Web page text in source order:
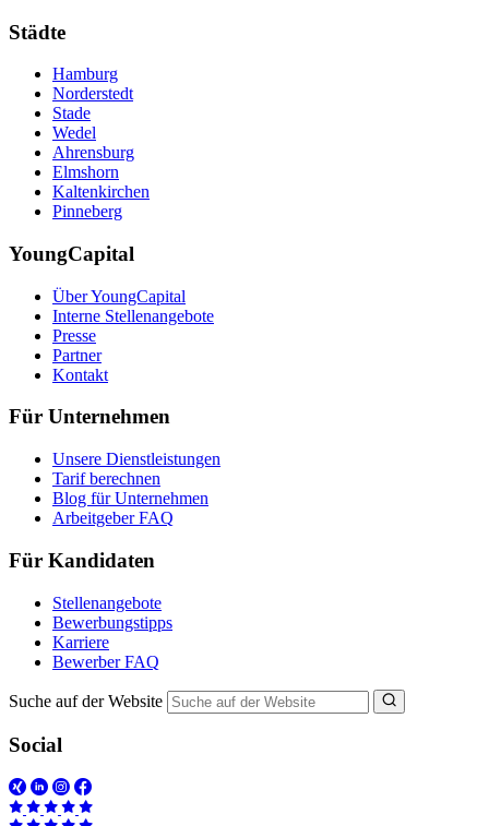
Städte
Hamburg
Norderstedt
Stade
Wedel
Ahrensburg
Elmshorn
Kaltenkirchen
Pinneberg
YoungCapital
Über YoungCapital
Interne Stellenangebote
Presse
Partner
Kontakt
Für Unternehmen
Unsere Dienstleistungen
Tarif berechnen
Blog für Unternehmen
Arbeitgeber FAQ
Für Kandidaten
Stellenangebote
Bewerbungstipps
Karriere
Bewerber FAQ
Suche auf der Website
Social